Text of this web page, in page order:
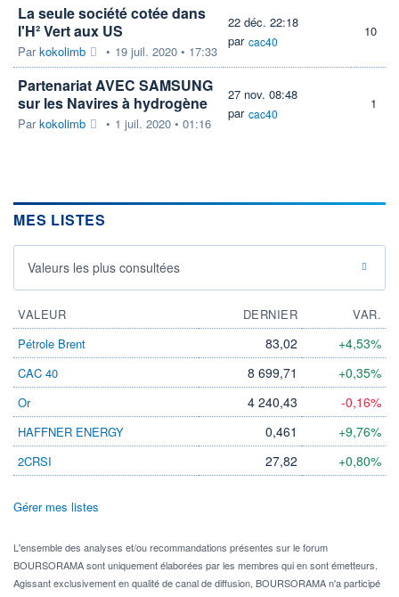
La seule société cotée dans
l'H² Vert aux US
Parkokolimb • 19 juil. 2020 • 17:33
22 déc. 22:18
par cac40
10
Partenariat AVEC SAMSUNG
sur les Navires à hydrogène
Parkokolimb • 1 juil. 2020 • 01:16
27 nov. 08:48
par cac40
1
MES LISTES
Valeurs les plus consultées
VALEUR DERNIER
VAR.
Pétrole Brent
83,02 +4,53%
CAC 40 8 699,71 +0,35%
Or 4 240,43 -0,16%
HAFFNER ENERGY 0,461 +9,76%
2CRSI 27,82 +0,80%
Gérer mes listes
L'ensemble des analyses et/ou recommandations présentes sur le forum
BOURSORAMA sont uniquement élaborées par les membres qui en sont émetteurs.
Agissant exclusivement en qualité de canal de diffusion, BOURSORAMA n'a participé